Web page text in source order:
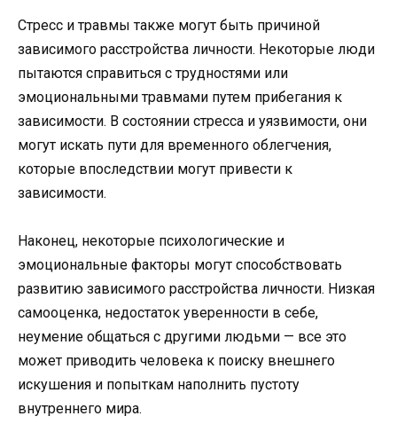
Стресс и травмы также могут быть причиной
зависимого расстройства личности. Некоторые люди
пытаются справиться с трудностями или
эмоциональными травмами путем прибегания к
зависимости. В состоянии стресса и уязвимости, они
могут искать пути для временного облегчения,
которые впоследствии могут привести к
зависимости.
Наконец, некоторые психологические и
эмоциональные факторы могут способствовать
развитию зависимого расстройства личности. Низкая
самооценка, недостаток уверенности в себе,
неумение общаться с другими людьми — все это
может приводить человека к поиску внешнего
искушения и попыткам наполнить пустоту
внутреннего мира.